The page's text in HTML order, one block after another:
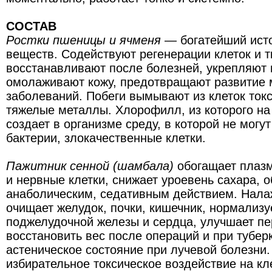
СОСТАВ
Ростки пшеницы и ячменя — богатейший
веществ. Содействуют регенерации клеток и
восстанавливают после болезней,
омолаживают кожу, предотвращают развитие
заболеваний. Побеги вымывают из клеток
тяжелые металлы. Хлорофилл, из которого на
создает в организме среду, в которой не
бактерии, злокачественные клетки.
Пажитник сенной (шамбала) обогащает
и нервные клетки, снижает уроевень сахара,
анаболическим, седативным действием.
очищает желудок, почки, кишечник,
поджелудочной железы и сердца, улучшает
восстановить вес после операций и при
астеническое состояние при лучевой
избирательное токсическое воздействие на